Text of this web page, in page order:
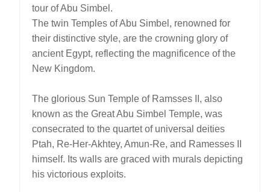
tour of Abu Simbel.
The twin Temples of Abu Simbel, renowned for
their distinctive style, are the crowning glory of
ancient Egypt, reflecting the magnificence of the
New Kingdom.
The glorious Sun Temple of Ramsses II, also
known as the Great Abu Simbel Temple, was
consecrated to the quartet of universal deities
Ptah, Re-Her-Akhtey, Amun-Re, and Ramesses II
himself. Its walls are graced with murals depicting
his victorious exploits.